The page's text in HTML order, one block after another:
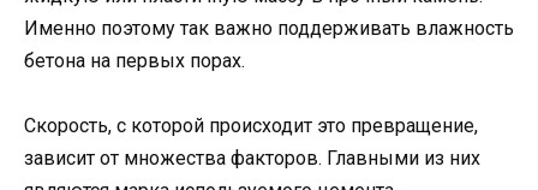
Именно поэтому так важно поддерживать влажность
бетона на первых порах.
Скорость, с которой происходит это превращение,
зависит от множества факторов. Главными из них